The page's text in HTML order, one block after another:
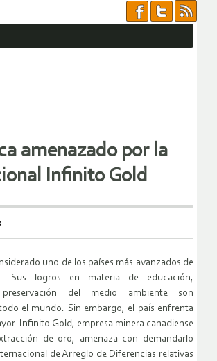
amenazado por la
Infinito Gold
uno de los países más avanzados de
Sus logros en materia de educación,
del medio ambiente son
el mundo. Sin embargo, el país enfrenta
Infinito Gold, empresa minera canadiense
de oro, amenaza con demandarlo
de Arreglo de Diferencias relativas